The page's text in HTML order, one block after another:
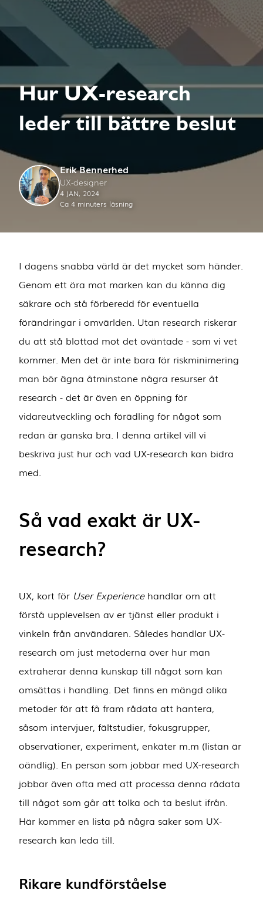
Hur UX-research
leder till bättre beslut
Erik Bennerhed
UX-designer
4 JAN, 2024
Ca 4 minuters läsning
I dagens snabba värld är det mycket som händer.
Genom ett öra mot marken kan du känna dig
säkrare och stå förberedd för eventuella
förändringar i omvärlden. Utan research riskerar
du att stå blottad mot det oväntade - som vi vet
kommer. Men det är inte bara för riskminimering
man bör ägna åtminstone några resurser åt
research - det är även en öppning för
vidareutveckling och förädling för något som
redan är ganska bra. I denna artikel vill vi
beskriva just hur och vad UX-research kan bidra
med.
Så vad exakt är UX-
research?
UX, kort för User Experiencehandlar om att
förstå upplevelsen av er tjänst eller produkt i
vinkeln från användaren. Således handlar UX-
research om just metoderna över hur man
extraherar denna kunskap till något som kan
omsättas i handling. Det finns en mängd olika
metoder för att få fram rådata att hantera,
såsom intervjuer, fältstudier, fokusgrupper,
observationer, experiment, enkäter m.m (listan är
oändlig). En person som jobbar med UX-research
jobbar även ofta med att processa denna rådata
till något som går att tolka och ta beslut ifrån.
Här kommer en lista på några saker som UX-
research kan leda till.
Rikare kundförståelse